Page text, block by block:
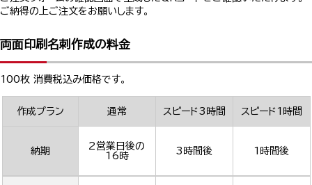
ご納得の上ご注文をお願いします。
両面印刷名刺作成の料金
100枚 消費税込み価格です。
作成プラン 通常 スピード3時間 スピード1時間
納期
2営業日後の
16時
3時間後 1時間後